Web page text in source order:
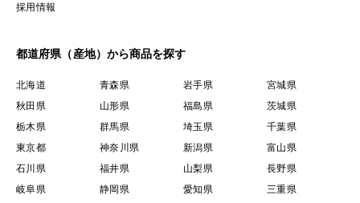
採用情報
都道府県（産地）から商品を探す
北海道 青森県 岩手県
宮城県
秋田県
山形県 福島県
茨城県
栃木県
群馬県 埼玉県
千葉県
東京都
神奈川県 新潟県
富山県
石川県
福井県 山梨県
長野県
岐阜県
静岡県 愛知県 三重県